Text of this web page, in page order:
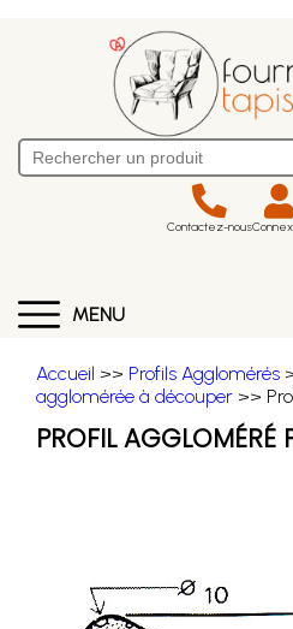
Contactez-nous
MENU
Accueil >> Profils Agglomérés
agglomérée à découper >>
PROFIL AGGLOMÉRÉ